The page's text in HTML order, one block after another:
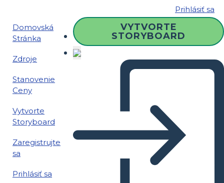
Prihlásiť sa
Domovská
Stránka
Zdroje
Stanovenie
Ceny
Vytvorte
Storyboard
Zaregistrujte
sa
Prihlásiť sa
VYTVORTE
STORYBOARD